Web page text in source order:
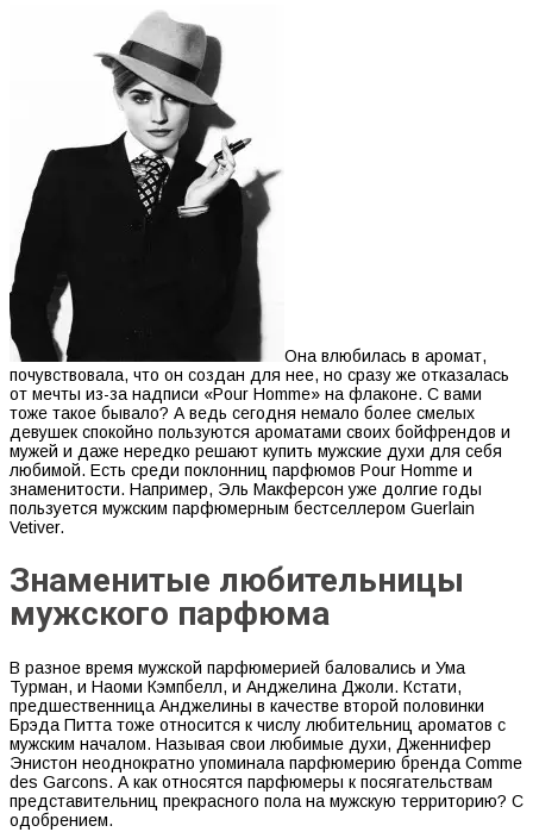
Она влюбилась в аромат,
почувствовала, что он создан для нее, но сразу же отказалась
от мечты из-за надписи «Pour Homme» на флаконе. С вами
тоже такое бывало? А ведь сегодня немало более смелых
девушек спокойно пользуются ароматами своих бойфрендов и
мужей и даже нередко решают купить мужские духи для себя
любимой. Есть среди поклонниц парфюмов Pour Homme и
знаменитости. Например, Эль Макферсон уже долгие годы
пользуется мужским парфюмерным бестселлером Guerlain
Vetiver.
Знаменитые любительницы
мужского парфюма
В разное время мужской парфюмерией баловались и Ума
Турман, и Наоми Кэмпбелл, и Анджелина Джоли. Кстати,
предшественница Анджелины в качестве второй половинки
Брэда Питта тоже относится к числу любительниц ароматов с
мужским началом. Называя свои любимые духи, Дженнифер
Энистон неоднократно упоминала парфюмерию бренда Comme
des Garcons. А как относятся парфюмеры к посягательствам
представительниц прекрасного пола на мужскую территорию? С
одобрением.